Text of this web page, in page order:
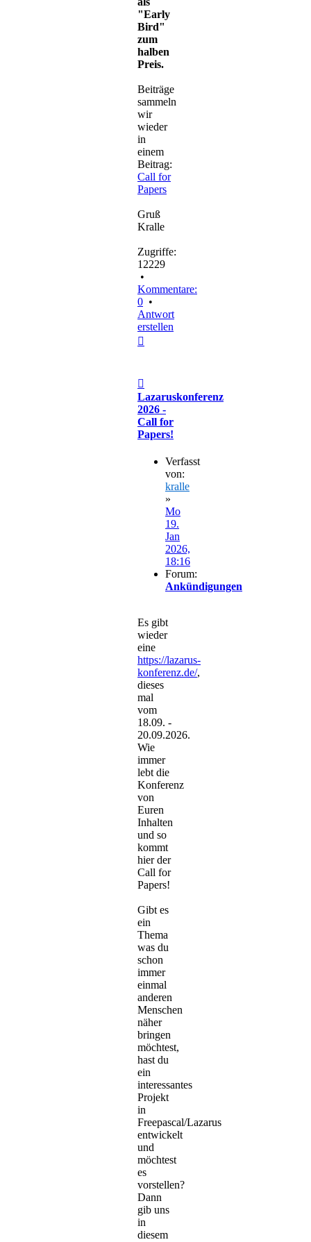
"Early
Bird"
zum
halben
Preis.
Beiträge
sammeln
wir
wieder
in
einem
Beitrag:
Call for
Papers
Gruß
Kralle
Zugriffe:
12229
•
Kommentare:
0 •
Antwort
erstellen
Lazaruskonferenz
2026 -
Call for
Papers!
Verfasst
von:
kralle
»
Mo
19.
Jan
2026,
18:16
Forum:
Ankündigungen
Es gibt
wieder
eine
https://lazarus-
konferenz.de/,
dieses
mal
vom
18.09. -
20.09.2026.
Wie
immer
lebt die
Konferenz
von
Euren
Inhalten
und so
kommt
hier der
Call for
Papers!
Gibt es
ein
Thema
was du
schon
immer
einmal
anderen
Menschen
näher
bringen
möchtest,
hast du
ein
interessantes
Projekt
in
Freepascal/Lazarus
entwickelt
und
möchtest
es
vorstellen?
Dann
gib uns
in
diesem